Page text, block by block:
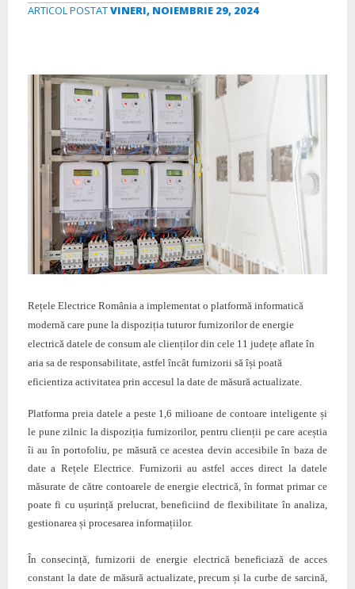
ARTICOL POSTATVINERI, NOIEMBRIE 29, 2024
Rețele Electrice România a implementat o platformă informatică
modernă care pune la dispoziția tuturor furnizorilor de energie
electrică datele de consum ale clienților din cele 11 județe aflate în
aria sa de responsabilitate, astfel încât furnizorii să își poată
eficientiza activitatea prin accesul la date de măsură actualizate.
Platforma preia datele a peste 1,6 milioane de contoare inteligente și
le pune zilnic la dispoziția furnizorilor, pentru clienții pe care aceștia
îi au în portofoliu, pe măsură ce acestea devin accesibile în baza de
date a Rețele Electrice. Furnizorii au astfel acces direct la datele
măsurate de către contoarele de energie electrică, în format primar ce
poate fi cu ușurință prelucrat, beneficiind de flexibilitate în analiza,
gestionarea și procesarea informațiilor.
În consecință, furnizorii de energie electrică beneficiază de acces
constant la date de măsură actualizate, precum și la curbe de sarcină,